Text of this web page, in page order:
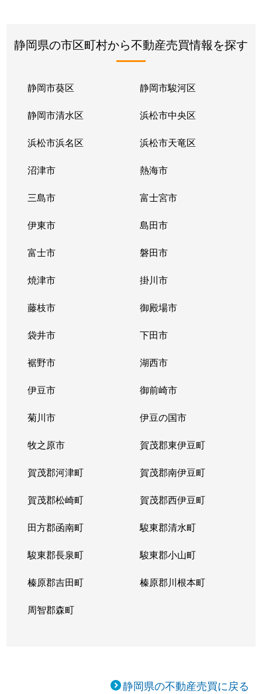
静岡県の市区町村から不動産売買情報を探す
静岡市葵区 静岡市駿河区
静岡市清水区 浜松市中央区
浜松市浜名区 浜松市天竜区
沼津市 熱海市
三島市 富士宮市
伊東市 島田市
富士市 磐田市
焼津市 掛川市
藤枝市 御殿場市
袋井市 下田市
裾野市 湖西市
伊豆市 御前崎市
菊川市 伊豆の国市
牧之原市 賀茂郡東伊豆町
賀茂郡河津町 賀茂郡南伊豆町
賀茂郡松崎町 賀茂郡西伊豆町
田方郡函南町 駿東郡清水町
駿東郡長泉町 駿東郡小山町
榛原郡吉田町 榛原郡川根本町
周智郡森町
静岡県の不動産売買に戻る